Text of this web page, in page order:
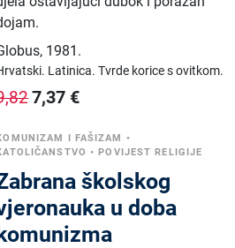
, 1981.
Latinica.Tvrde korice s ovitkom.
7,37 €
I FAŠIZAM •
•POVIJEST RELIGIJE
školskog
u doba